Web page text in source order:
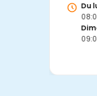
Du